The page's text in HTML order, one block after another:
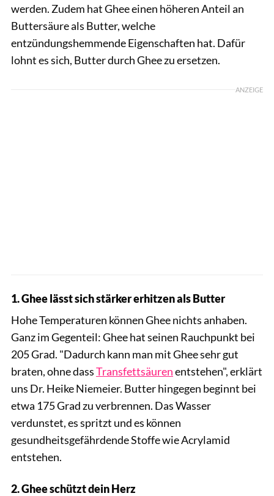
werden. Zudem hat Ghee einen höheren Anteil an
Buttersäure als Butter, welche
entzündungshemmende Eigenschaften hat. Dafür
lohnt es sich, Butter durch Ghee zu ersetzen.
ANZEIGE
1. Ghee lässt sich stärker erhitzen als Butter
Hohe Temperaturen können Ghee nichts anhaben.
Ganz im Gegenteil: Ghee hat seinen Rauchpunkt bei
205 Grad. "Dadurch kann man mit Ghee sehr gut
braten, ohne dassTransfettsäurenentstehen", erklärt
uns Dr. Heike Niemeier. Butter hingegen beginnt bei
etwa 175 Grad zu verbrennen. Das Wasser
verdunstet, es spritzt und es können
gesundheitsgefährdende Stoffe wie Acrylamid
entstehen.
2. Ghee schützt dein Herz